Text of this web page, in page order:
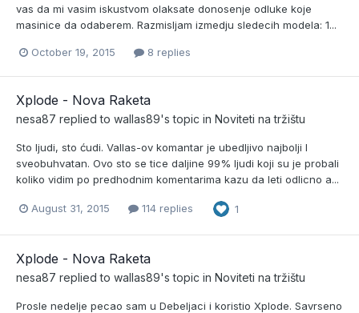
vas da mi vasim iskustvom olaksate donosenje odluke koje
masinice da odaberem. Razmisljam izmedju sledecih modela: 1...
October 19, 2015 8 replies
Xplode - Nova Raketa
nesa87 replied to wallas89's topic in Noviteti na tržištu
Sto ljudi, sto ćudi. Vallas-ov komantar je ubedljivo najbolji I
sveobuhvatan. Ovo sto se tice daljine 99% ljudi koji su je probali
koliko vidim po predhodnim komentarima kazu da leti odlicno a...
August 31, 2015 114 replies 1
Xplode - Nova Raketa
nesa87 replied to wallas89's topic in Noviteti na tržištu
Prosle nedelje pecao sam u Debeljaci i koristio Xplode. Savrseno